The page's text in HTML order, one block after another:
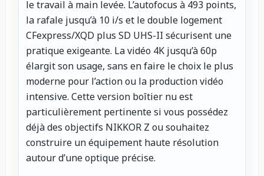
le travail à main levée. L’autofocus à 493 points,
la rafale jusqu’à 10 i/s et le double logement
CFexpress/XQD plus SD UHS-II sécurisent une
pratique exigeante. La vidéo 4K jusqu’à 60p
élargit son usage, sans en faire le choix le plus
moderne pour l’action ou la production vidéo
intensive. Cette version boîtier nu est
particulièrement pertinente si vous possédez
déjà des objectifs NIKKOR Z ou souhaitez
construire un équipement haute résolution
autour d’une optique précise.